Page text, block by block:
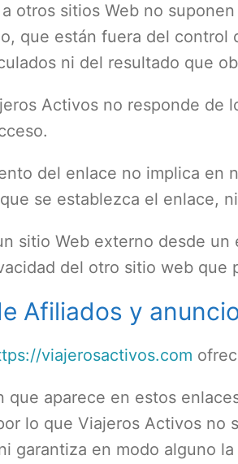
otros sitios Web no
que están fuera del control
ni del resultado que
Activos no responde de
del enlace no implica en
se establezca el enlace,
sitio Web externo desde
del otro sitio web que
Afiliados y
viajerosactivos.com
que aparece en estos
lo que Viajeros Activos no
garantiza en modo alguno